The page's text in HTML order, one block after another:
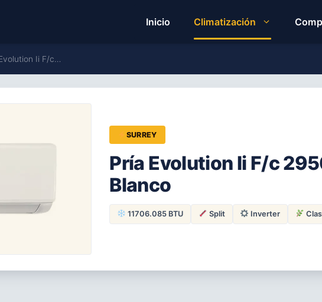
Inicio Climatización
Ii F/c…
SURREY
Pría Evolution Ii F/c
Blanco
11706.085 BTU Split Inverter